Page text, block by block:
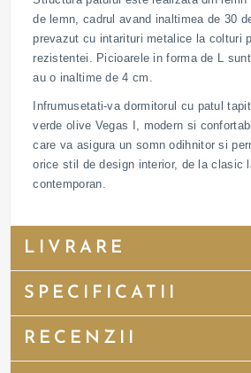
de lemn, cadrul avand inaltimea de 30
prevazut cu intarituri metalice la colturi
rezistentei. Picioarele in forma de L
au o inaltime de 4 cm.
Infrumusetati-va dormitorul cu patul
verde olive Vegas I, modern si
care va asigura un somn odihnitor si
orice stil de design interior, de la clasic
contemporan.
LIVRARE
SPECIFICATII
RECENZII